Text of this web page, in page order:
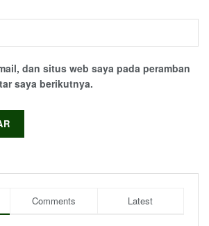
dan situs web saya pada peramban
saya berikutnya.
Comments Latest